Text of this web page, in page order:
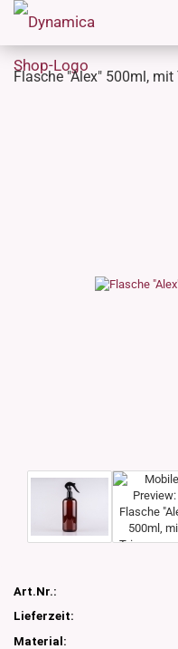
Flasche "Alex" 500ml,
Art.Nr.:
Lieferzeit:
Material: